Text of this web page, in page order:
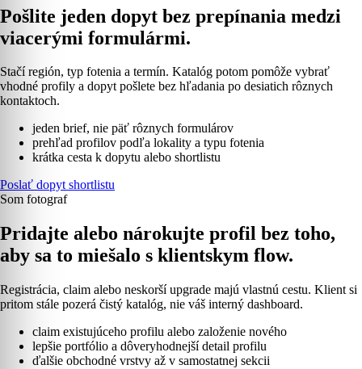
Pošlite jeden dopyt bez prepínania medzi
viacerými formulármi.
Stačí región, typ fotenia a termín. Katalóg potom pomôže vybrať
vhodné profily a dopyt pošlete bez hľadania po desiatich rôznych
kontaktoch.
jeden brief, nie päť rôznych formulárov
prehľad profilov podľa lokality a typu fotenia
krátka cesta k dopytu alebo shortlistu
Poslať dopyt shortlistu
Som fotograf
Pridajte alebo nárokujte profil bez toho,
aby sa to miešalo s klientskym flow.
Registrácia, claim alebo neskorší upgrade majú vlastnú cestu. Klient si
pritom stále pozerá čistý katalóg, nie váš interný dashboard.
claim existujúceho profilu alebo založenie nového
lepšie portfólio a dôveryhodnejší detail profilu
ďalšie obchodné vrstvy až v samostatnej sekcii